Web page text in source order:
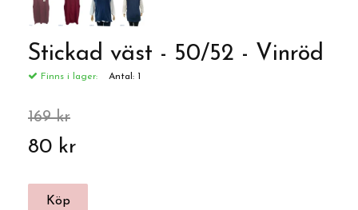
Stickad väst - 50/52 - Vinröd
Finns i lager: Antal: 1
169 kr
80 kr